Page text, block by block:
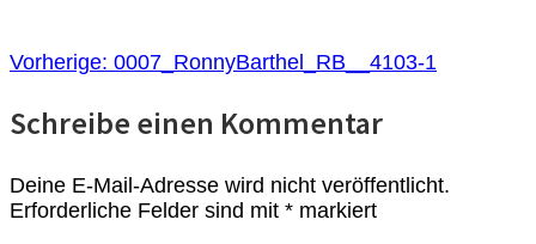
BEITRAGSNAVIGATION
Vorherige: Vorheriger
0007_RonnyBarthel_RB__4103-1
Schreibe einen Kommentar
Deine E-Mail-Adresse wird nicht veröffentlicht.
Erforderliche Felder sind mit * markiert